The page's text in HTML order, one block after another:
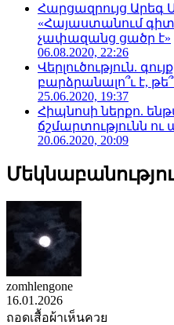
Հարցազրույց Արեգ
«Հայաստանում
չափազանց ցածր է»
06.08.2020, 22:26
Վերլուծություն.
բարձրանալո՞ւ է, թե՞
25.06.2020, 19:37
Հիպնոսի ներքո.
ճշմարտությունն ու
20.06.2020, 20:09
zomhlengone
16.01.2026
ถอดเสื้อผ้าเห็นควย